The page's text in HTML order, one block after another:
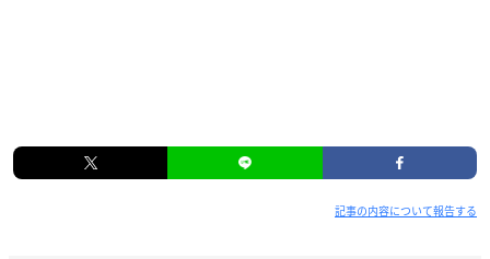
記事の内容について報告する